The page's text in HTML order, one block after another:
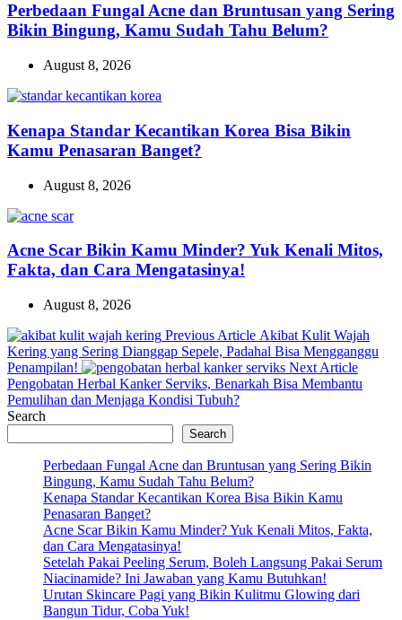
Perbedaan Fungal Acne dan Bruntusan yang Sering
Bikin Bingung, Kamu Sudah Tahu Belum?
August 8, 2026
Kenapa Standar Kecantikan Korea Bisa Bikin
Kamu Penasaran Banget?
August 8, 2026
Acne Scar Bikin Kamu Minder? Yuk Kenali Mitos,
Fakta, dan Cara Mengatasinya!
August 8, 2026
Previous Article Previous
Post:
Akibat Kulit Wajah
Kering yang Sering Dianggap Sepele, Padahal Bisa Mengganggu
Penampilan!
Next ArticleNext
Post:
Pengobatan Herbal Kanker Serviks, Benarkah Bisa Membantu
Pemulihan dan Menjaga Kondisi Tubuh?
Search
Search
Perbedaan Fungal Acne dan Bruntusan yang Sering Bikin
Bingung, Kamu Sudah Tahu Belum?
Kenapa Standar Kecantikan Korea Bisa Bikin Kamu
Penasaran Banget?
Acne Scar Bikin Kamu Minder? Yuk Kenali Mitos, Fakta,
dan Cara Mengatasinya!
Setelah Pakai Peeling Serum, Boleh Langsung Pakai Serum
Niacinamide? Ini Jawaban yang Kamu Butuhkan!
Urutan Skincare Pagi yang Bikin Kulitmu Glowing dari
Bangun Tidur, Coba Yuk!